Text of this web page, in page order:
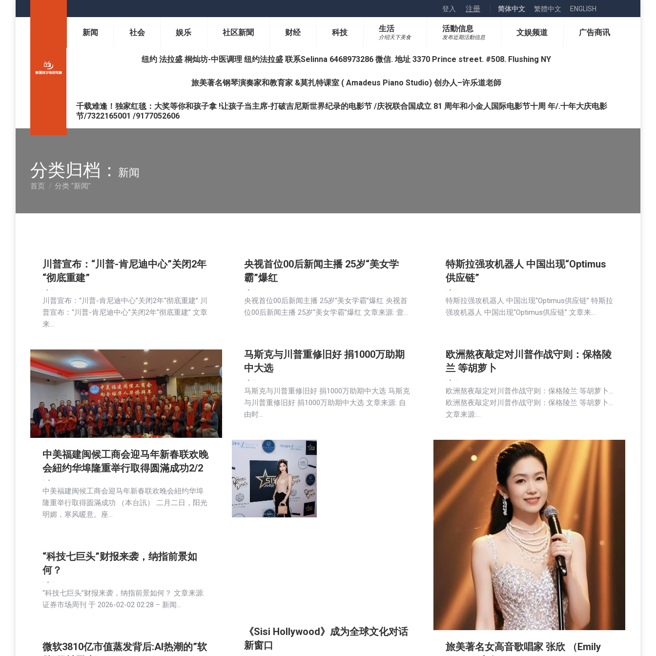
登入 注册 简体中文 繁體中文 ENGLISH
新闻 社会 娱乐 社区新聞 财经 科技 生活
介绍天下美食
活動信息
发布近期活動信息
文娱频道 广告商讯
纽约 法拉盛 桐灿坊-中医调理 纽约法拉盛 联系Selinna 6468973286 微信. 地址 3370 Prince street. #508. Flushing NY
旅美著名钢琴演奏家和教育家 &莫扎特课室 ( Amadeus Piano Studio) 创办人–许乐道老師
千载难逢！独家红毯：大奖等你和孩子拿 !让孩子当主席-打破吉尼斯世界纪录的电影节 /庆祝联合国成立 81 周年和小金人国际电影节十周 年/.十年大庆电影
节/7322165001 /9177052606
分类归档： 新闻
您在这里：
首页 分类 "新闻"
川普宣布：“川普-肯尼迪中心”关闭2年
“彻底重建”
川普宣布：“川普-肯尼迪中心”关闭2年“彻底重建” 川
普宣布：“川普-肯尼迪中心”关闭2年“彻底重建” 文章
来…
央视首位00后新闻主播 25岁“美女学
霸”爆红
央视首位00后新闻主播 25岁“美女学霸”爆红 央视首
位00后新闻主播 25岁“美女学霸”爆红 文章来源: 壹…
特斯拉强攻机器人 中国出现“Optimus
供应链”
特斯拉强攻机器人 中国出现“Optimus供应链” 特斯拉
强攻机器人 中国出现“Optimus供应链” 文章来…
马斯克与川普重修旧好 捐1000万助期
中大选
马斯克与川普重修旧好 捐1000万助期中大选 马斯克
与川普重修旧好 捐1000万助期中大选 文章来源: 自
由时…
欧洲熬夜敲定对川普作战守则：保格陵
兰 等胡萝卜
欧洲熬夜敲定对川普作战守则：保格陵兰 等胡萝卜…
欧洲熬夜敲定对川普作战守则：保格陵兰 等胡萝卜…
文章来源:…
中美福建闽候工商会迎马年新春联欢晚
会紐约华埠隆重举行取得圆滿成功2/2
中美福建闽候工商会迎马年新春联欢晚会紐约华埠
隆重举行取得圆滿成功 （本台訊） 二月二日，阳光
明媚，寒风暖意。座…
《Sisi Hollywood》成为全球文化对话
新窗口
旅美著名女高音歌唱家 张欣 （Emily
“科技七巨头”财报来袭，纳指前景如
何？
“科技七巨头”财报来袭，纳指前景如何？ 文章来源:
证券市场周刊 于 2026-02-02 02:28 – 新闻…
微软3810亿市值蒸发背后:AI热潮的”软